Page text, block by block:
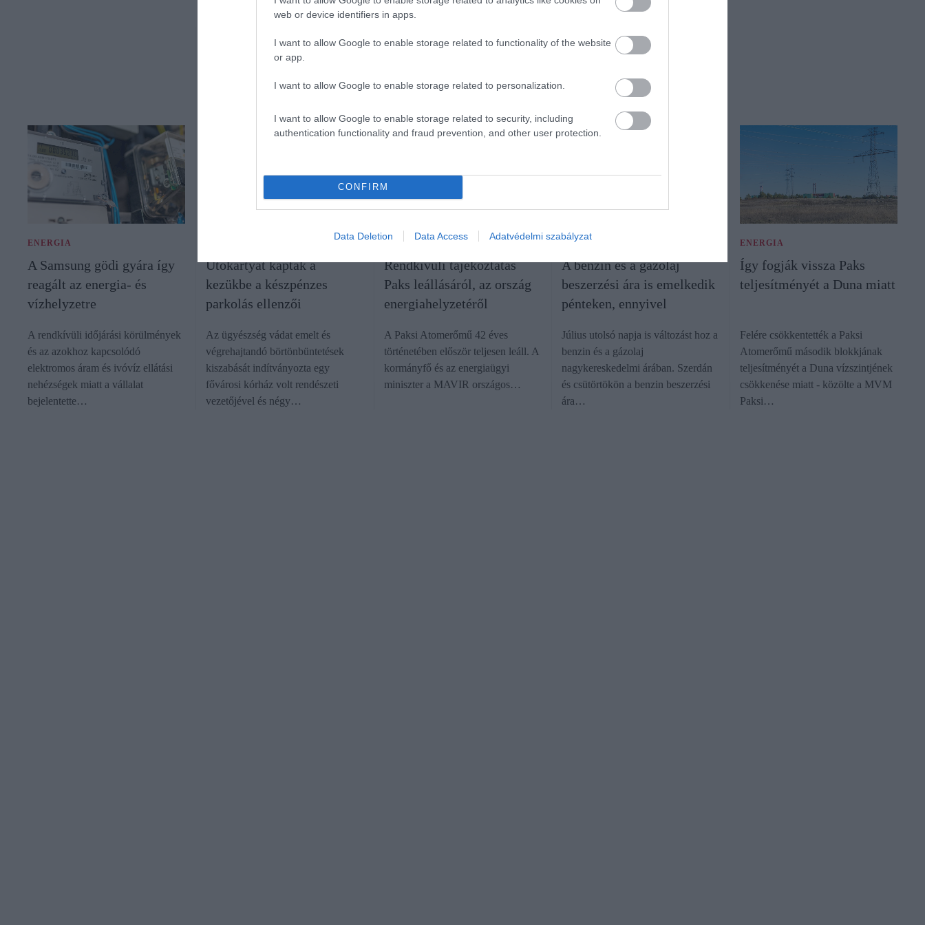
web or device identifiers in apps.
I want to allow Google to enable storage related to functionality of the website
or app.
I want to allow Google to enable storage related to personalization.
I want to allow Google to enable storage related to security, including
authentication functionality and fraud prevention, and other user protection.
CONFIRM
Data Deletion Data Access Adatvédelmi szabályzat
ENERGIA
A Samsung gödi gyára így
reagált az energia- és
vízhelyzetre
A rendkívüli időjárási körülmények
és az azokhoz kapcsolódó
elektromos áram és ivóvíz ellátási
nehézségek miatt a vállalat
bejelentette…
Ütőkártyát kaptak a
kezükbe a készpénzes
parkolás ellenzői
Az ügyészség vádat emelt és
végrehajtandó börtönbüntetések
kiszabását indítványozta egy
fővárosi kórház volt rendészeti
vezetőjével és négy…
ENERGIA
Rendkívüli tájékoztatás
Paks leállásáról, az ország
energiahelyzetéről
A Paksi Atomerőmű 42 éves
történetében először teljesen leáll. A
kormányfő és az energiaügyi
miniszter a MAVIR országos…
ÜZEMANYAG
A benzin és a gázolaj
beszerzési ára is emelkedik
pénteken, ennyivel
Július utolsó napja is változást hoz a
benzin és a gázolaj
nagykereskedelmi árában. Szerdán
és csütörtökön a benzin beszerzési
ára…
ENERGIA
Így fogják vissza Paks
teljesítményét a Duna miatt
Felére csökkentették a Paksi
Atomerőmű második blokkjának
teljesítményét a Duna vízszintjének
csökkenése miatt - közölte a MVM
Paksi…